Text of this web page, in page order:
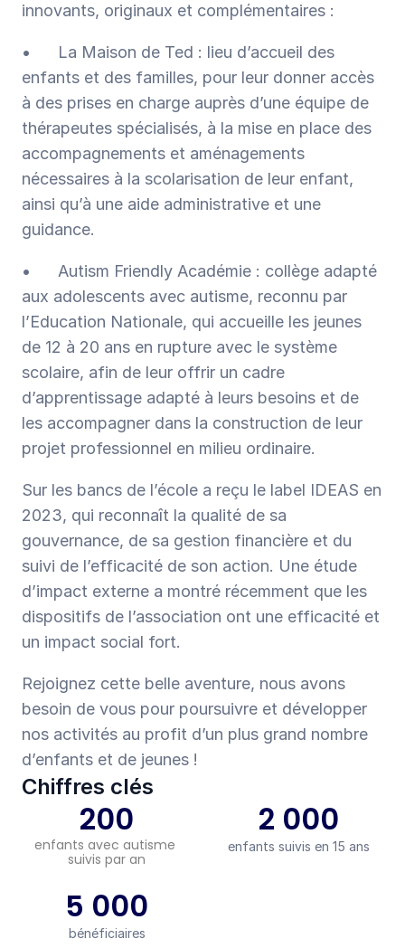
innovants, originaux et complémentaires :
•	La Maison de Ted : lieu d’accueil des
enfants et des familles, pour leur donner accès
à des prises en charge auprès d’une équipe de
thérapeutes spécialisés, à la mise en place des
accompagnements et aménagements
nécessaires à la scolarisation de leur enfant,
ainsi qu’à une aide administrative et une
guidance.
•	Autism Friendly Académie : collège adapté
aux adolescents avec autisme, reconnu par
l’Education Nationale, qui accueille les jeunes
de 12 à 20 ans en rupture avec le système
scolaire, afin de leur offrir un cadre
d’apprentissage adapté à leurs besoins et de
les accompagner dans la construction de leur
projet professionnel en milieu ordinaire.
Sur les bancs de l’école a reçu le label IDEAS en
2023, qui reconnaît la qualité de sa
gouvernance, de sa gestion financière et du
suivi de l’efficacité de son action. Une étude
d’impact externe a montré récemment que les
dispositifs de l’association ont une efficacité et
un impact social fort.
Rejoignez cette belle aventure, nous avons
besoin de vous pour poursuivre et développer
nos activités au profit d’un plus grand nombre
d’enfants et de jeunes !
Chiffres clés
200
enfants avec autisme
suivis par an
2 000
enfants suivis en 15 ans
5 000
bénéficiaires